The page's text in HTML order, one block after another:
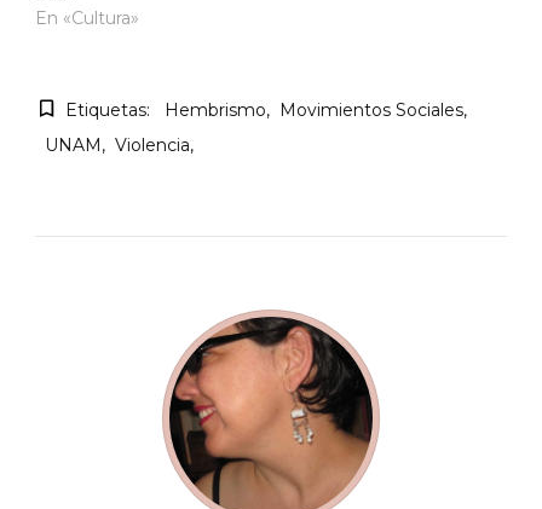
En «Cultura»
Etiquetas: Hembrismo
Movimientos Sociales
UNAM
Violencia